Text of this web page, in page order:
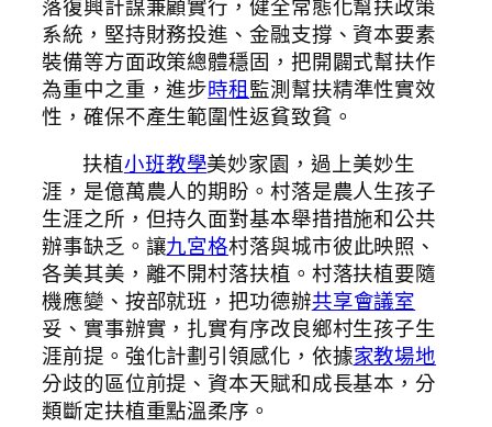
落復興計謀兼顧實行，健全常態化幫扶政策
系統，堅持財務投進、金融支撐、資本要素
裝備等方面政策總體穩固，把開闢式幫扶作
為重中之重，進步時租監測幫扶精準性實效
性，確保不產生範圍性返貧致貧。
扶植小班教學美妙家園，過上美妙生
涯，是億萬農人的期盼。村落是農人生孩子
生涯之所，但持久面對基本舉措措施和公共
辦事缺乏。讓九宮格村落與城市彼此映照、
各美其美，離不開村落扶植。村落扶植要隨
機應變、按部就班，把功德辦共享會議室
妥、實事辦實，扎實有序改良鄉村生孩子生
涯前提。強化計劃引領感化，依據家教場地
分歧的區位前提、資本天賦和成長基本，分
類斷定扶植重點溫柔序。